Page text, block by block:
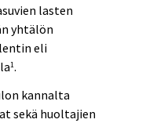
lasten
yhtälön
eli
1.
kannalta
sekä huoltajien